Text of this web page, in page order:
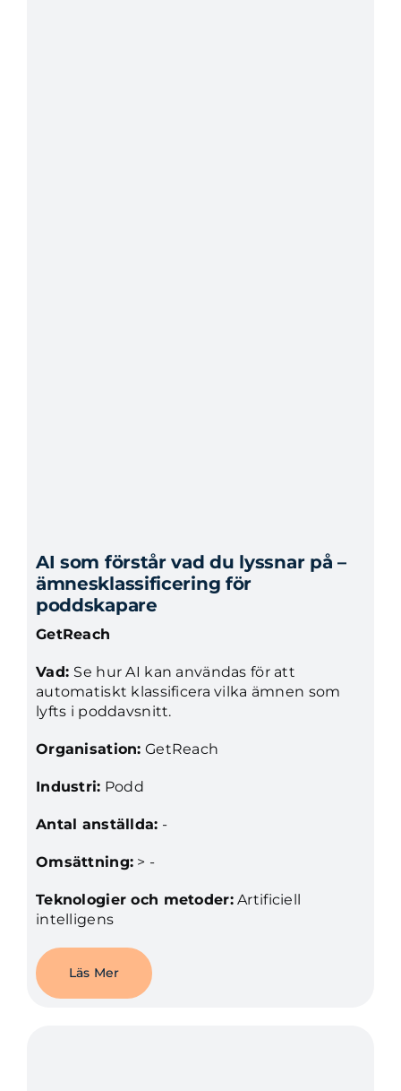
AI som förstår vad du lyssnar på –
ämnesklassificering för
poddskapare
GetReach
Vad: Se hur AI kan användas för att
automatiskt klassificera vilka ämnen som
lyfts i poddavsnitt.
Organisation: GetReach
Industri: Podd
Antal anställda: -
Omsättning: > -
Teknologier och metoder:Artificiell
intelligens
Läs Mer